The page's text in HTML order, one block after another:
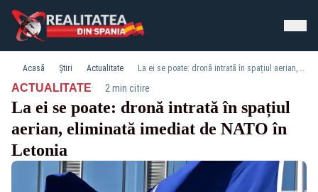
Acasă Știri Actualitate La ei se poate: dronă intrată în spațiul aerian, eliminată imediat de NATO în Letonia
ACTUALITATE· 2 min citire
La ei se poate: dronă intrată în spațiul
aerian, eliminată imediat de NATO în
Letonia